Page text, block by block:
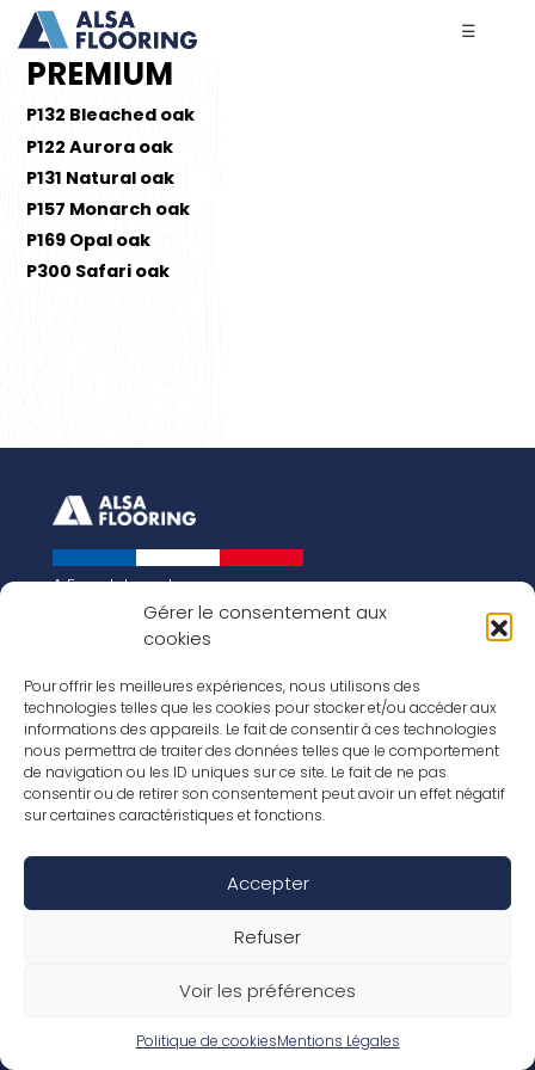
Gérer le consentement aux
cookies
Pour offrir les meilleures expériences, nous utilisons des
technologies telles que les cookies pour stocker et/ou accéder aux
informations des appareils. Le fait de consentir à ces technologies
nous permettra de traiter des données telles que le comportement
de navigation ou les ID uniques sur ce site. Le fait de ne pas
consentir ou de retirer son consentement peut avoir un effet négatif
sur certaines caractéristiques et fonctions.
Accepter
Refuser
Voir les préférences
Politique de cookiesMentions Légales
☰
PREMIUM
P132 Bleached oak
P122 Aurora oak
P131 Natural oak
P157 Monarch oak
P169 Opal oak
P300 Safari oak
A French brand
Our vision for the world of tomorrow
Our floorings
Our laminates
Our parquets
Our wood veneers
Our accessories
General terms and conditions of sale